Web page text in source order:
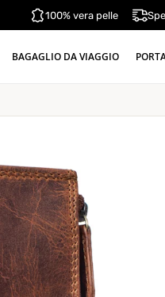
100% vera pelle
BAGAGLIO DA VIAGGIO